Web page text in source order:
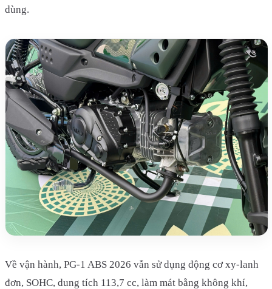
dùng.
Về vận hành, PG-1 ABS 2026 vẫn sử dụng động cơ xy-lanh
đơn, SOHC, dung tích 113,7 cc, làm mát bằng không khí,